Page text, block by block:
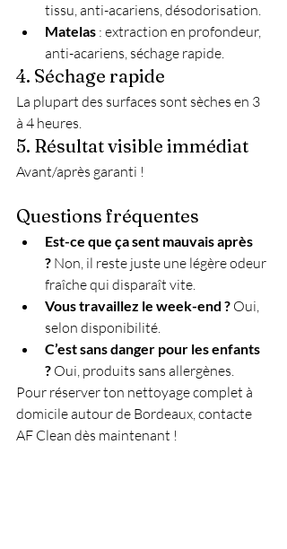
tissu, anti-acariens, désodorisation.
Matelas : extraction en profondeur,
anti-acariens, séchage rapide.
4. Séchage rapide
La plupart des surfaces sont sèches en 3
à 4 heures.
5. Résultat visible immédiat
Avant/après garanti !
Questions fréquentes
Est-ce que ça sent mauvais après
? Non, il reste juste une légère odeur
fraîche qui disparaît vite.
Vous travaillez le week-end ? Oui,
selon disponibilité.
C’est sans danger pour les enfants
? Oui, produits sans allergènes.
Pour réserver ton nettoyage complet à
domicile autour de Bordeaux, contacte
AF Clean dès maintenant !